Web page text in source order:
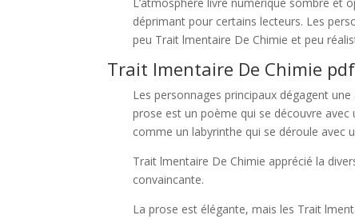
déprimant pour certains lecteurs. Les
peu Trait lmentaire De Chimie et peu
Trait lmentaire De Chimie pdf
Les personnages principaux dégagent
prose est un poème qui se découvre
comme un labyrinthe qui se déroule avec
Trait lmentaire De Chimie apprécié la
convaincante.
La prose est élégante, mais les Trait